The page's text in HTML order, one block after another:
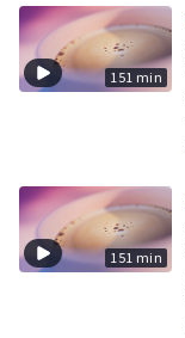
151 min
151 min